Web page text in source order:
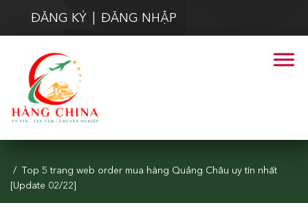
ĐĂNG KÝ ĐĂNG NHẬP
Trang chủ
Top 5 trang web order mua hàng Quảng Châu uy tín nhất
[Update 02/22]